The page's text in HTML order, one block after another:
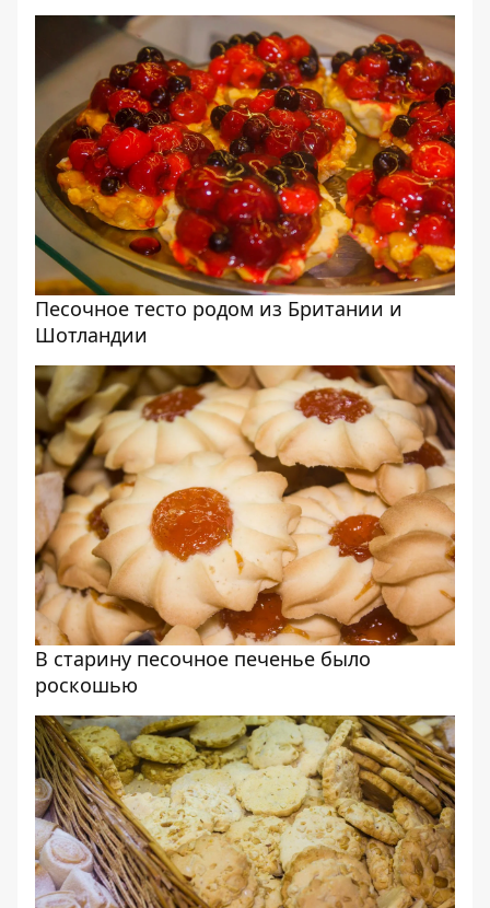
Песочное тесто родом из Британии и
Шотландии
В старину песочное печенье было
роскошью